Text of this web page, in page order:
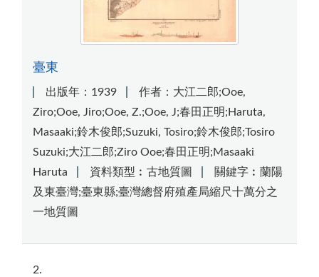
臺東
出版年：1939
作者：大江二郎;Ooe,
Ziro;Ooe, Jiro;Ooe, Z.;Ooe, J;春田正明;Haruta,
Masaaki;鈴木俊郎;Suzuki, Tosiro;鈴木俊郎;Tosiro
Suzuki;大江二郎;Ziro Ooe;春田正明;Masaaki
Haruta
資料類型︰古地質圖
關鍵字︰蘭陽
及東臺灣;臺東縣;臺灣總督府殖產局縮尺十萬分之
一地質圖
2